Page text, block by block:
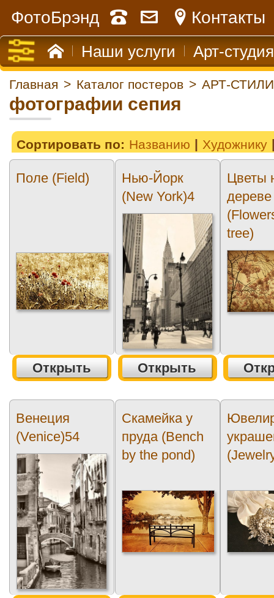
ФотоБрэнд Контакты
Наши услуги Арт-студия
Главная > Каталог постеров > АРТ-СТИЛИ
фотографии сепия
Сортировать по: Названию Художнику
Поле (Field)
Открыть
Нью-Йорк
(New York)4
Открыть
Цветы
дереве
tree)
Венеция
(Venice)54
Скамейка у
пруда (Bench
by the pond)